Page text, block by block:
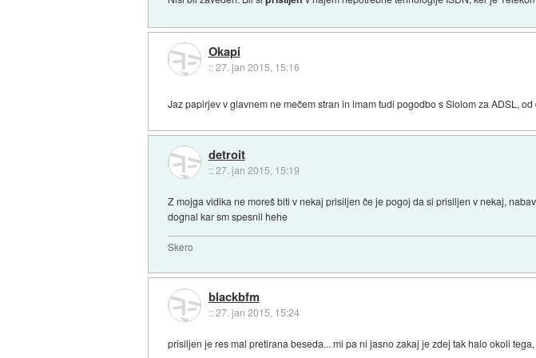
Okapi
::27. jan 2015, 15:16
Jaz papirjev v glavnem ne mečem stran in imam tudi pogodbo s Siolom za ADSL,
detroit
::27. jan 2015, 15:19
Z mojga vidika ne moreš biti v nekaj prisiljen če je pogoj da si prisiljen v nekaj,
dognal kar sm spesnil hehe
Skero
blackbfm
::27. jan 2015, 15:24
prisiljen je res mal pretirana beseda... mi pa ni jasno zakaj je zdej tak halo okoli